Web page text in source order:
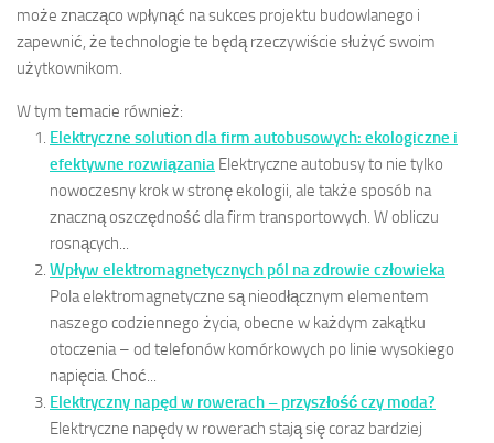
może znacząco wpłynąć na sukces projektu budowlanego i
zapewnić, że technologie te będą rzeczywiście służyć swoim
użytkownikom.
W tym temacie również:
Elektryczne solution dla firm autobusowych: ekologiczne i
efektywne rozwiązania Elektryczne autobusy to nie tylko
nowoczesny krok w stronę ekologii, ale także sposób na
znaczną oszczędność dla firm transportowych. W obliczu
rosnących...
Wpływ elektromagnetycznych pól na zdrowie człowieka
Pola elektromagnetyczne są nieodłącznym elementem
naszego codziennego życia, obecne w każdym zakątku
otoczenia – od telefonów komórkowych po linie wysokiego
napięcia. Choć...
Elektryczny napęd w rowerach – przyszłość czy moda?
Elektryczne napędy w rowerach stają się coraz bardziej